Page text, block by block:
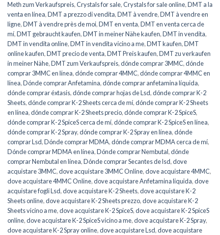
Meth zum Verkaufspreis,Crystals for sale,Crystals for sale online,DMT a la
venta en línea,DMT a prezzo di vendita,DMT à vendre,DMT à vendre en
ligne,DMT à vendre près de moi,DMT en venta,DMT en venta cerca de
mí,DMT gebraucht kaufen,DMT in meiner Nähe kaufen,DMT in vendita,
DMT in vendita online,DMT in vendita vicino a me,DMT kaufen,DMT
online kaufen,DMT precio de venta,DMT Preis kaufen,DMT zu verkaufen
in meiner Nähe,DMT zum Verkaufspreis,dónde comprar 3MMC,dónde
comprar 3MMC en línea,dónde comprar 4MMC,dónde comprar 4MMC en
línea,Dónde comprar Anfetamina,dónde comprar anfetamina líquida,
dónde comprar éxtasis,dónde comprar hojas de Lsd,dónde comprar K-2
Sheets,dónde comprar K-2 Sheets cerca de mí,dónde comprar K-2 Sheets
en línea,dónde comprar K-2 Sheets precio,dónde comprar K-2 SpiceS,
dónde comprar K-2 SpiceS cerca de mí,dónde comprar K-2 SpiceS en línea,
dónde comprar K-2 Spray,dónde comprar K-2 Spray en línea,dónde
comprar Lsd,Dónde comprar MDMA,dónde comprar MDMA cerca de mí,
Dónde comprar MDMA en línea,Dónde comprar Nembutal,dónde
comprar Nembutal en línea,Dónde comprar Secantes de lsd,dove
acquistare 3MMC,dove acquistare 3MMC Online,dove acquistare 4MMC,
dove acquistare 4MMC Online,dove acquistare Anfetamina liquida,dove
acquistare fogli Lsd,dove acquistare K-2 Sheets,dove acquistare K-2
Sheets online,dove acquistare K-2 Sheets prezzo,dove acquistare K-2
Sheets vicino a me,dove acquistare K-2 SpiceS,dove acquistare K-2 SpiceS
online,dove acquistare K-2 SpiceS vicino a me,dove acquistare K-2 Spray,
dove acquistare K-2 Spray online,dove acquistare Lsd,dove acquistare